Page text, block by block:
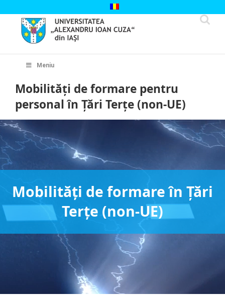
to
content
Meniu
Mobilități de formare pentru
personal în Ţări Terţe (non-UE)
Mobilităţi de formare în Ţări
Terţe (non-UE)